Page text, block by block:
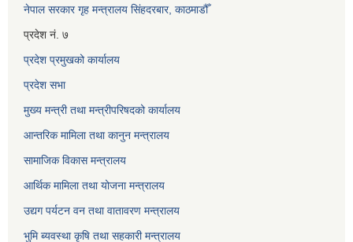
नेपाल सरकार गृह मन्त्रालय सिंहदरबार, काठमाडौँ
प्रदेश नं. ७
प्रदेश प्रमुखको कार्यालय
प्रदेश सभा
मुख्य मन्त्री तथा मन्त्रीपरिषदको कार्यालय
आन्तरिक मामिला तथा कानुन मन्त्रालय
सामाजिक विकास मन्त्रालय
आर्थिक मामिला तथा योजना मन्त्रालय
उद्यग पर्यटन वन तथा वातावरण मन्त्रालय
भुमि ब्यवस्था कृषि तथा सहकारी मन्त्रालय